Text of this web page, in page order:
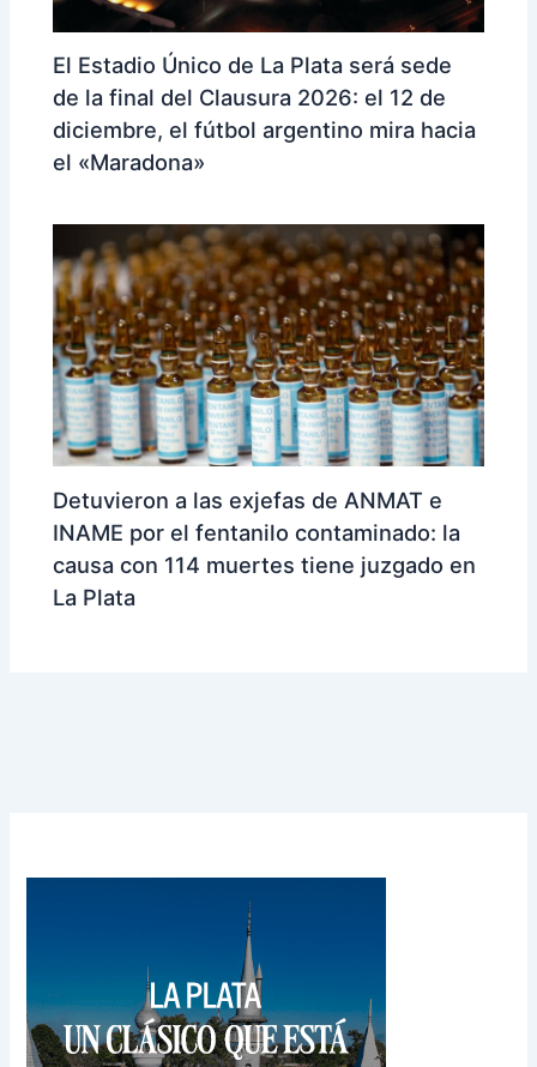
El Estadio Único de La Plata será sede
de la final del Clausura 2026: el 12 de
diciembre, el fútbol argentino mira hacia
el «Maradona»
Detuvieron a las exjefas de ANMAT e
INAME por el fentanilo contaminado: la
causa con 114 muertes tiene juzgado en
La Plata